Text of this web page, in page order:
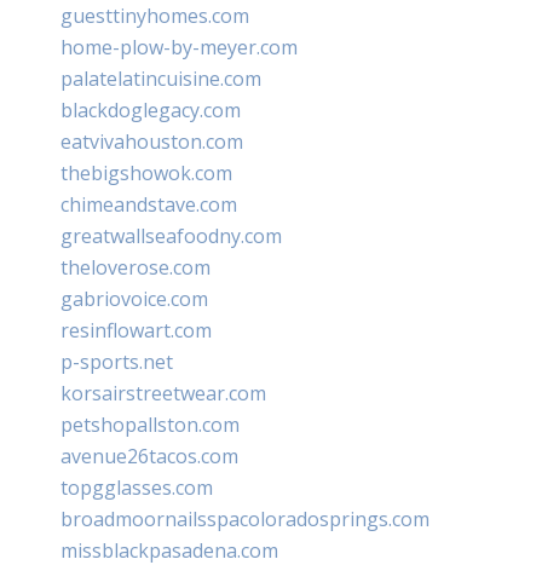
guesttinyhomes.com
home-plow-by-meyer.com
palatelatincuisine.com
blackdoglegacy.com
eatvivahouston.com
thebigshowok.com
chimeandstave.com
greatwallseafoodny.com
theloverose.com
gabriovoice.com
resinflowart.com
p-sports.net
korsairstreetwear.com
petshopallston.com
avenue26tacos.com
topgglasses.com
broadmoornailsspacoloradosprings.com
missblackpasadena.com